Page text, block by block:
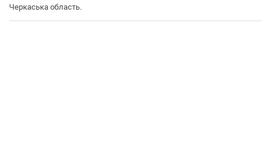
Черкаська область.